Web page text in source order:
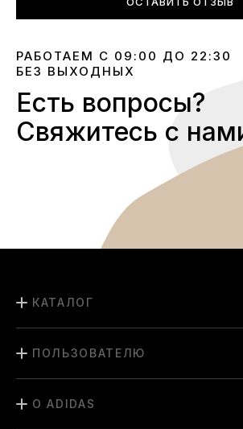
РАБОТАЕМ С 09:00 ДО 22:30
БЕЗ ВЫХОДНЫХ
Есть вопросы?
Свяжитесь с
КАТАЛОГ
ПОЛЬЗОВАТЕЛЮ
О ADIDAS